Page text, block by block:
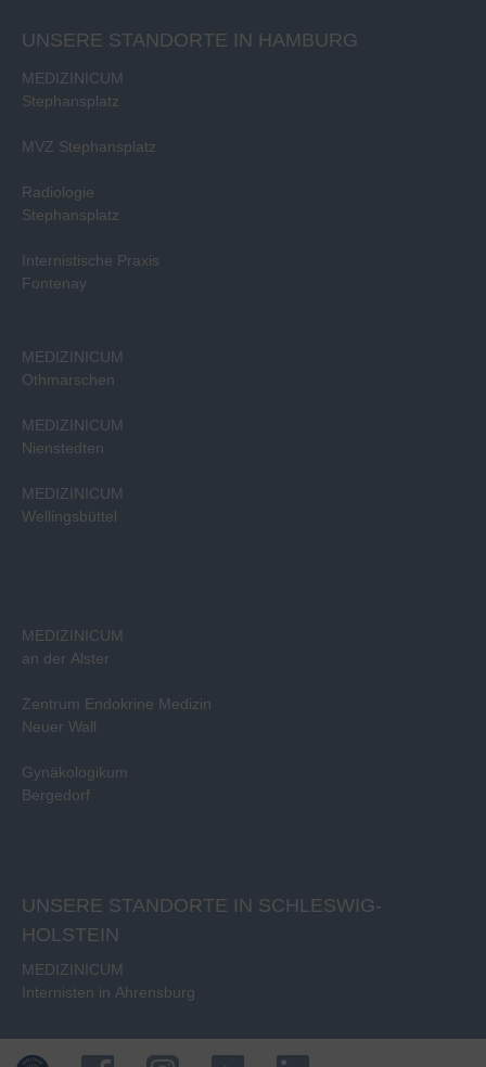
UNSERE STANDORTE IN HAMBURG
MEDIZINICUM
Stephansplatz
MVZ Stephansplatz
Radiologie
Stephansplatz
Internistische Praxis
Fontenay
MEDIZINICUM
Othmarschen
MEDIZINICUM
Nienstedten
MEDIZINICUM
Wellingsbüttel
MEDIZINICUM
an der Alster
Zentrum Endokrine Medizin
Neuer Wall
Gynäkologikum
Bergedorf
UNSERE STANDORTE IN SCHLESWIG-
HOLSTEIN
MEDIZINICUM
Internisten in Ahrensburg